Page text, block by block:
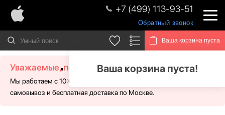
+7 (499) 113-93-51
Обратный звонок
Ваша корзина пуста
Ваша корзина пуста!
Уважаемые, посетители!
Мы работаем с 10:00 - 21:00 без выходных. Для Вас доступен
самовывоз и бесплатная доставка по Москве.